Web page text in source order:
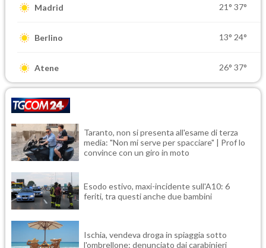
Madrid 21° 37°
Berlino 13° 24°
Atene 26° 37°
Taranto, non si presenta all'esame di terza
media: "Non mi serve per spacciare" | Prof lo
convince con un giro in moto
Esodo estivo, maxi-incidente sull'A10: 6
feriti, tra questi anche due bambini
Ischia, vendeva droga in spiaggia sotto
l'ombrellone: denunciato dai carabinieri